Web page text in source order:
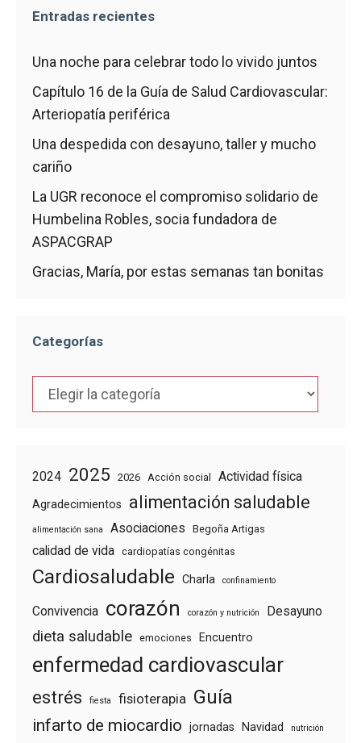
Entradas recientes
Una noche para celebrar todo lo vivido juntos
Capítulo 16 de la Guía de Salud Cardiovascular:
Arteriopatía periférica
Una despedida con desayuno, taller y mucho
cariño
La UGR reconoce el compromiso solidario de
Humbelina Robles, socia fundadora de
ASPACGRAP
Gracias, María, por estas semanas tan bonitas
Categorías
Categorías
2024 2025 2026 Acción social Actividad física
Agradecimientos alimentación saludable
alimentación sana Asociaciones Begoña Artigas
calidad de vida cardiopatías congénitas
Cardiosaludable Charla confinamiento
Convivencia corazón corazón y nutrición Desayuno
dieta saludable emociones Encuentro
enfermedad cardiovascular
estrés fiesta fisioterapia Guía
infarto de miocardio jornadas Navidad nutrición